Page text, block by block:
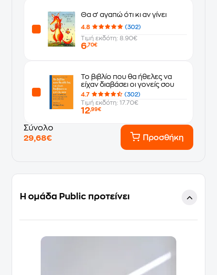
Θα σ' αγαπώ ότι κι αν γίνει
4.8
(302)
Τιμή εκδότη: 8.90€
6,70€
Το βιβλίο που θα ήθελες να
είχαν διαβάσει οι γονείς σου
4.7
(302)
Τιμή εκδότη: 17.70€
12,99€
Σύνολο
29,68€
Προσθήκη
Η ομάδα Public προτείνει